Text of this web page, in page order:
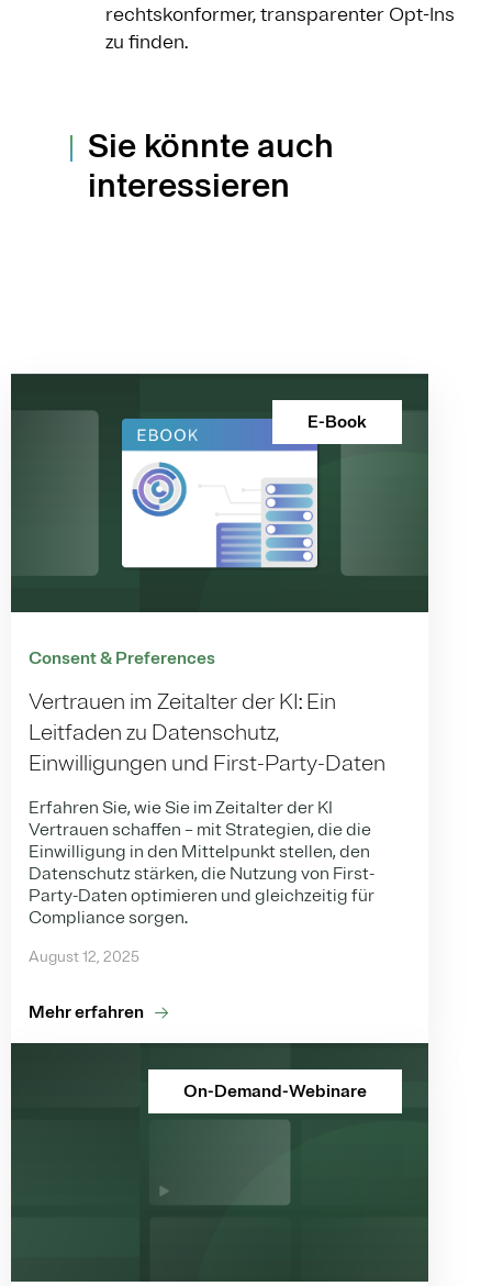
rechtskonformer, transparenter Opt-Ins
zu finden.
Sie könnte auch
interessieren
E-Book
Consent & Preferences
Vertrauen im Zeitalter der KI: Ein
Leitfaden zu Datenschutz,
Einwilligungen und First-Party-Daten
Erfahren Sie, wie Sie im Zeitalter der KI
Vertrauen schaffen – mit Strategien, die die
Einwilligung in den Mittelpunkt stellen, den
Datenschutz stärken, die Nutzung von First-
Party-Daten optimieren und gleichzeitig für
Compliance sorgen.
August 12, 2025
Mehr erfahren
On-Demand-Webinare